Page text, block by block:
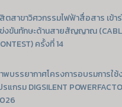
ตสาขาวิศวกรรมไฟฟ้าสื่อสาร เข้า
งขันทักษะด้านสายสัญญาณ
ครั้งที่ 14
พบรรยากาศโครงการอบรมการใช้
รแกรม DIGSILENT